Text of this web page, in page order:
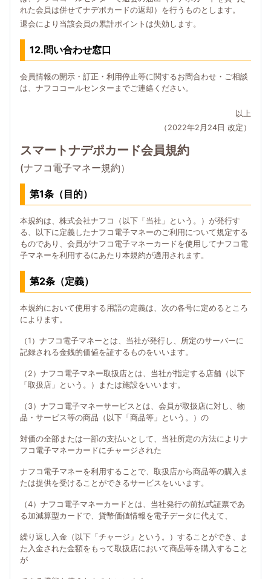
れた会員は併せてナデポカードの返却）を行うものとします。
退会により当該会員の累計ポイントは失効します。
12.問い合わせ窓口
会員情報の開示・訂正・利用停止等に関するお問合わせ・ご相談
は、ナフココールセンターまでご連絡ください。
以上
（2022年2月24日 改定）
スマートナデポカード会員規約
(ナフコ電子マネー規約）
第1条（目的）
本規約は、株式会社ナフコ（以下「当社」という。）が発行す
る、以下に定義したナフコ電子マネーのご利用について規定する
ものであり、会員がナフコ電子マネーカードを使用してナフコ電
子マネーを利用するにあたり本規約が適用されます。
第2条（定義）
本規約において使用する用語の定義は、次の各号に定めるところ
によります。
（1）ナフコ電子マネーとは、当社が発行し、所定のサーバーに
記録される金銭的価値を証するものをいいます。
（2）ナフコ電子マネー取扱店とは、当社が指定する店舗（以下
「取扱店」という。）または施設をいいます。
（3）ナフコ電子マネーサービスとは、会員が取扱店に対し、物
品・サービス等の商品（以下「商品等」という。）の
対価の全部または一部の支払いとして、当社所定の方法によりナ
フコ電子マネーカードにチャージされた
ナフコ電子マネーを利用することで、取扱店から商品等の購入ま
たは提供を受けることができるサービスをいいます。
（4）ナフコ電子マネーカードとは、当社発行の前払式証票であ
る加減算型カードで、貨幣価値情報を電子データに代えて、
繰り返し入金（以下「チャージ」という。）することができ、ま
た入金された金額をもって取扱店において商品等を購入すること
が